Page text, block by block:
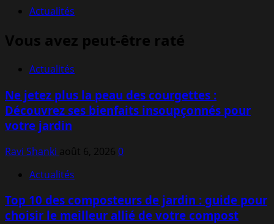
Actualités
Vous avez peut-être raté
Actualités
Ne jetez plus la peau des courgettes :
Découvrez ses bienfaits insoupçonnés pour
votre jardin
Ravi Shanki août 6, 2026 0
Actualités
Top 10 des composteurs de jardin : guide pour
choisir le meilleur allié de votre compost